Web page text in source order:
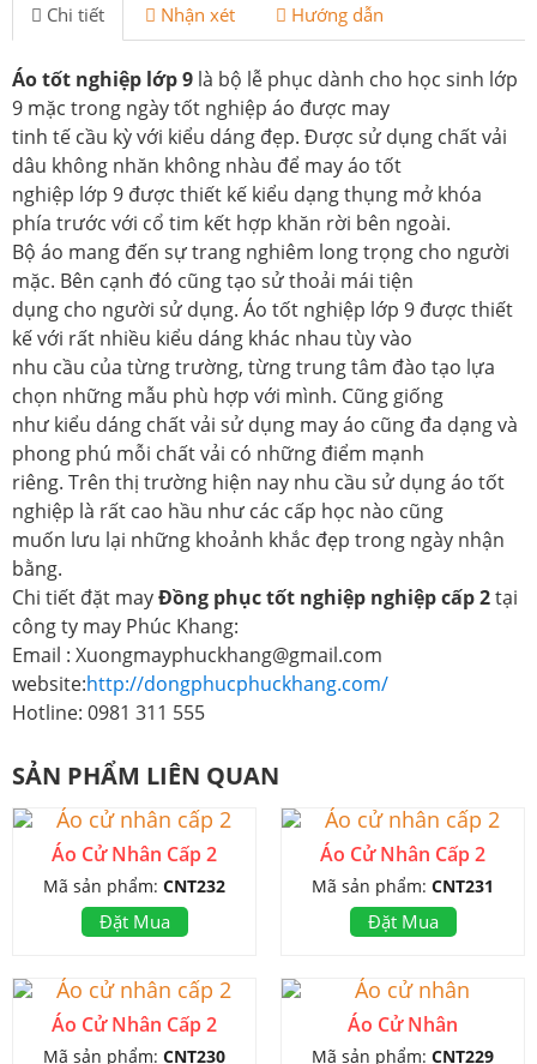
Chi tiết Nhận xét Hướng dẫn
Áo tốt nghiệp lớp 9 là bộ lễ phục dành cho học sinh lớp
9 mặc trong ngày tốt nghiệp áo được may
tinh tế cầu kỳ với kiểu dáng đẹp. Được sử dụng chất vải
dâu không nhăn không nhàu để may áo tốt
nghiệp lớp 9 được thiết kế kiểu dạng thụng mở khóa
phía trước với cổ tim kết hợp khăn rời bên ngoài.
Bộ áo mang đến sự trang nghiêm long trọng cho người
mặc. Bên cạnh đó cũng tạo sử thoải mái tiện
dụng cho người sử dụng. Áo tốt nghiệp lớp 9 được thiết
kế với rất nhiều kiểu dáng khác nhau tùy vào
nhu cầu của từng trường, từng trung tâm đào tạo lựa
chọn những mẫu phù hợp với mình. Cũng giống
như kiểu dáng chất vải sử dụng may áo cũng đa dạng và
phong phú mỗi chất vải có những điểm mạnh
riêng. Trên thị trường hiện nay nhu cầu sử dụng áo tốt
nghiệp là rất cao hầu như các cấp học nào cũng
muốn lưu lại những khoảnh khắc đẹp trong ngày nhận
bằng.
Chi tiết đặt mayĐồng phục tốt nghiệp nghiệp cấp 2tại
công ty may Phúc Khang:
Email : Xuongmayphuckhang@gmail.com
website:http://dongphucphuckhang.com/
Hotline: 0981 311 555
SẢN PHẨM LIÊN QUAN
Áo Cử Nhân Cấp 2
Mã sản phẩm: CNT232
Đặt Mua
Áo Cử Nhân Cấp 2
Mã sản phẩm: CNT231
Đặt Mua
Áo Cử Nhân Cấp 2
Mã sản phẩm: CNT230
Áo Cử Nhân
Mã sản phẩm: CNT229